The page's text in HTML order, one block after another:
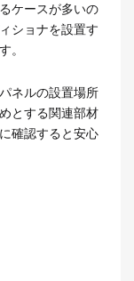
ケースが多いの
ショナを設置す
。
ネルの設置場所
とする関連部材
確認すると安心